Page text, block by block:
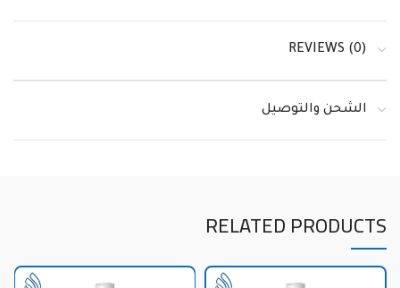
REVIEWS (0)
الشحن والتوصيل
RELATED PRODUCTS